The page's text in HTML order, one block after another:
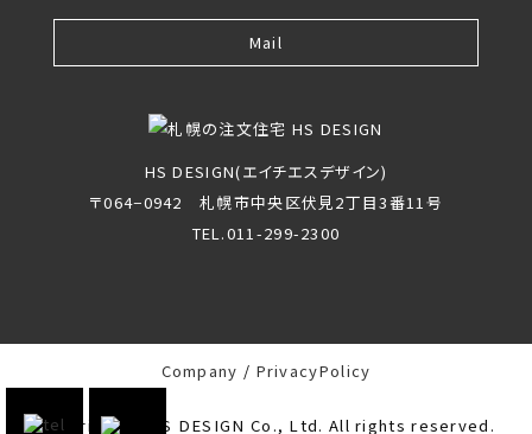
Mail
HS DESIGN(エイチエスデザイン)
〒064−0942 札幌市中央区伏見2丁目3番11号
TEL.011-299-2300
Company PrivacyPolicy
Copyright(c) HS DESIGN Co., Ltd. All rights reserved.